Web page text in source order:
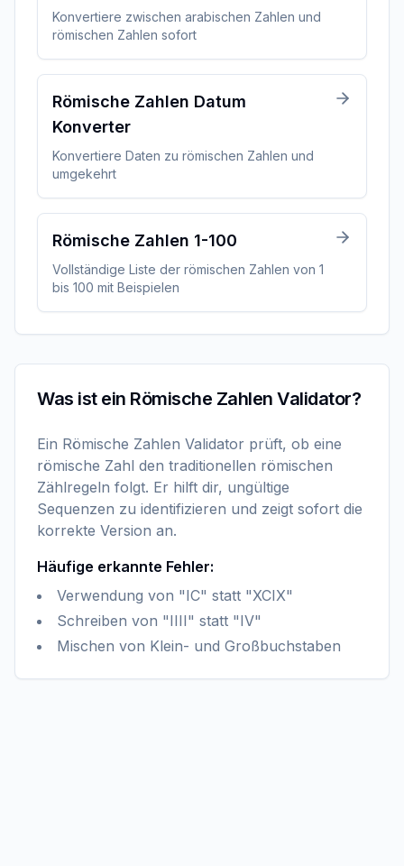
Konvertiere zwischen arabischen Zahlen und
römischen Zahlen sofort
Römische Zahlen Datum
Konverter
Konvertiere Daten zu römischen Zahlen und
umgekehrt
Römische Zahlen 1-100
Vollständige Liste der römischen Zahlen von 1
bis 100 mit Beispielen
Was ist ein Römische Zahlen Validator?
Ein Römische Zahlen Validator prüft, ob eine
römische Zahl den traditionellen römischen
Zählregeln folgt. Er hilft dir, ungültige
Sequenzen zu identifizieren und zeigt sofort die
korrekte Version an.
Häufige erkannte Fehler:
Verwendung von "IC" statt "XCIX"
Schreiben von "IIII" statt "IV"
Mischen von Klein- und Großbuchstaben